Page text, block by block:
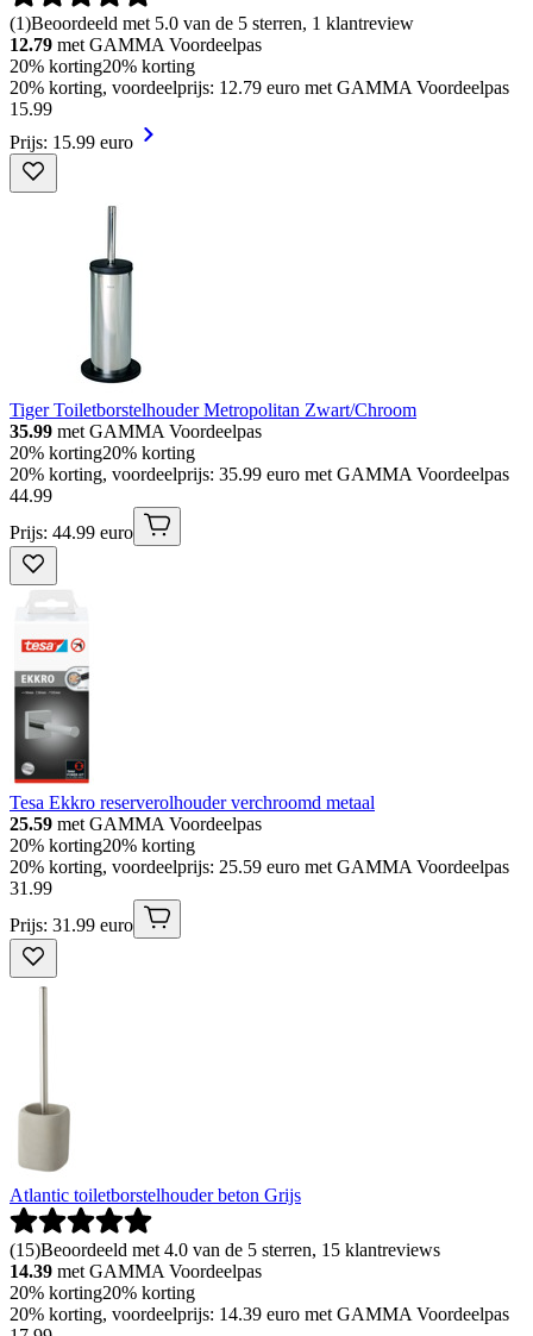
(1)Beoordeeld met 5.0 van de 5 sterren, 1 klantreview
12.79 met GAMMA Voordeelpas
20% korting20% korting
20% korting, voordeelprijs: 12.79 euro met GAMMA Voordeelpas
15.99
Prijs: 15.99 euro
Tiger Toiletborstelhouder Metropolitan Zwart/Chroom
35.99 met GAMMA Voordeelpas
20% korting20% korting
20% korting, voordeelprijs: 35.99 euro met GAMMA Voordeelpas
44.99
Prijs: 44.99 euro
Tesa Ekkro reserverolhouder verchroomd metaal
25.59 met GAMMA Voordeelpas
20% korting20% korting
20% korting, voordeelprijs: 25.59 euro met GAMMA Voordeelpas
31 .99
Prijs: 31.99 euro
Atlantic toiletborstelhouder beton Grijs
(15)Beoordeeld met 4.0 van de 5 sterren, 15 klantreviews
14.39 met GAMMA Voordeelpas
20% korting20% korting
20% korting, voordeelprijs: 14.39 euro met GAMMA Voordeelpas